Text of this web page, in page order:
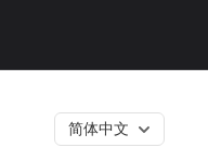
简体中文